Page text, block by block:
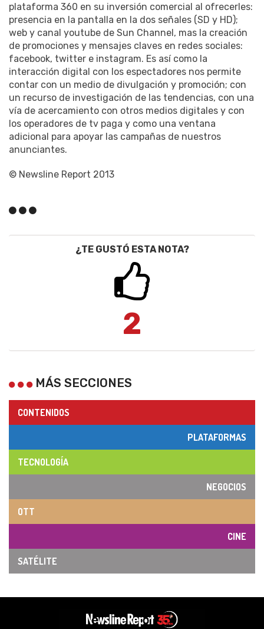
plataforma 360 en su inversión comercial al ofrecerles:
presencia en la pantalla en la dos señales (SD y HD);
web y canal youtube de Sun Channel, mas la creación
de promociones y mensajes claves en redes sociales:
facebook, twitter e instagram. Es así como la
interacción digital con los espectadores nos permite
contar con un medio de divulgación y promoción; con
un recurso de investigación de las tendencias, con una
vía de acercamiento con otros medios digitales y con
los operadores de tv paga y como una ventana
adicional para apoyar las campañas de nuestros
anunciantes.
© Newsline Report 2013
¿TE GUSTÓ ESTA NOTA?
2
MÁS SECCIONES
CONTENIDOS
PLATAFORMAS
TECNOLOGÍA
NEGOCIOS
OTT
CINE
SATÉLITE